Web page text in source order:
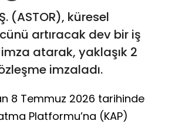
(ASTOR), küresel
artıracak dev bir iş
atarak, yaklaşık 2
imzaladı.
8 Temmuz 2026 tarihinde
Platformu’na (KAP)